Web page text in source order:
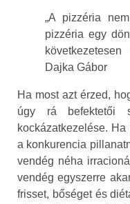
„A pizzéria
pizzéria egy
Dajka Gábor
Ha most azt érzed,
úgy rá befektetői
kockázatkezelése.
a konkurencia
vendég néha
vendég egyszerre
frisset, bőséget és